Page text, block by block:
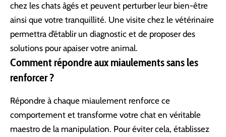
chez les chats âgés et peuvent perturber leur bien-être
ainsi que votre tranquillité. Une visite chez le vétérinaire
permettra d’établir un diagnostic et de proposer des
solutions pour apaiser votre animal.
Comment répondre aux miaulements sans les
renforcer ?
Répondre à chaque miaulement renforce ce
comportement et transforme votre chat en véritable
maestro de la manipulation. Pour éviter cela, établissez